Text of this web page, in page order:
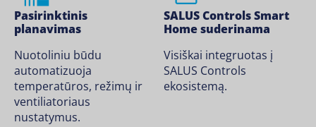
Pasirinktinis
planavimas
Nuotoliniu būdu
automatizuoja
temperatūros, režimų ir
ventiliatoriaus
nustatymus.
SALUS Controls Smart
Home suderinama
Visiškai integruotas į
SALUS Controls
ekosistemą.